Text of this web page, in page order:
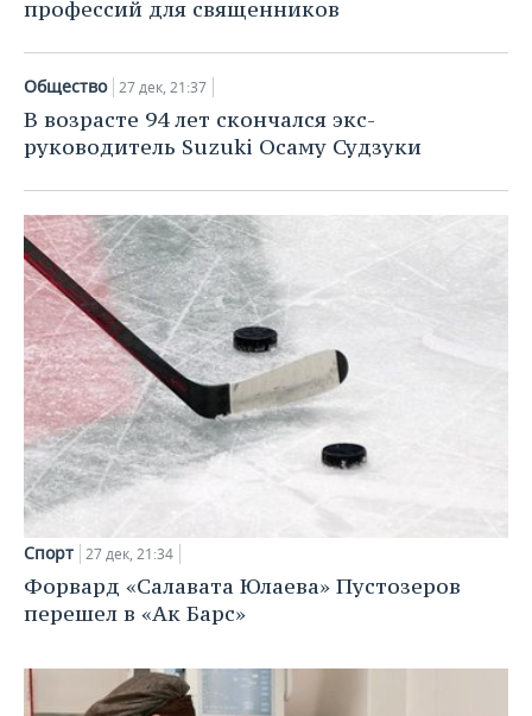
ХОККЕЙ С МЯЧОМ
ПРОИСШЕСТВИЯ
профессий для священников
Общество 27 дек, 21:37
В возрасте 94 лет скончался экс-
руководитель Suzuki Осаму Судзуки
Спорт 27 дек, 21:34
Форвард «Салавата Юлаева» Пустозеров
перешел в «Ак Барс»